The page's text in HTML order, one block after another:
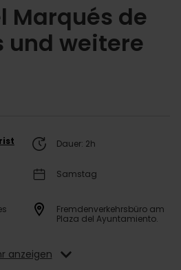
Marqués de
und weitere
Dauer: 2h
Samstag
Fremdenverkehrsbüro am
Plaza del Ayuntamiento.
anzeigen